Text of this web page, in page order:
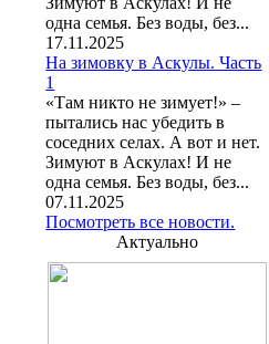
одна семья. Без воды, без...
17.11.2025
На зимовку в Аскулы. Часть
1
«Там никто не зимует!» –
пытались нас убедить в
соседних селах. А вот и нет.
Зимуют в Аскулах! И не
одна семья. Без воды, без...
07.11.2025
Посмотреть все новости.
Актуально